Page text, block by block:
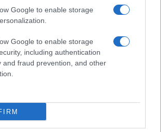
Google to enable storage
Google to enable storage
including authentication
and fraud prevention, and other
i quarti di finale al National Bank